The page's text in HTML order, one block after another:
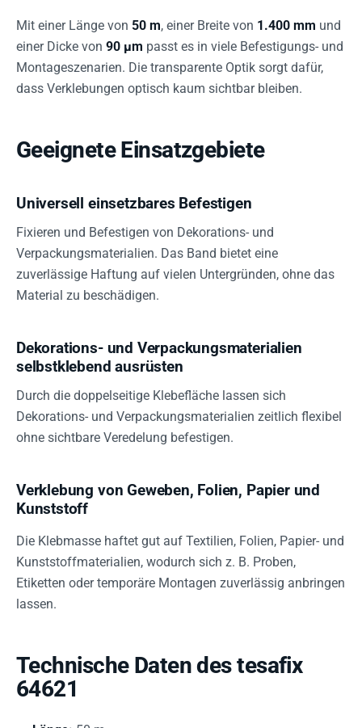
Mit einer Länge von 50 m, einer Breite von 1.400 mm und
einer Dicke von 90 µm passt es in viele Befestigungs- und
Montageszenarien. Die transparente Optik sorgt dafür,
dass Verklebungen optisch kaum sichtbar bleiben.
Geeignete Einsatzgebiete
Universell einsetzbares Befestigen
Fixieren und Befestigen von Dekorations- und
Verpackungsmaterialien. Das Band bietet eine
zuverlässige Haftung auf vielen Untergründen, ohne das
Material zu beschädigen.
Dekorations- und Verpackungsmaterialien
selbstklebend ausrüsten
Durch die doppelseitige Klebefläche lassen sich
Dekorations- und Verpackungsmaterialien zeitlich flexibel
ohne sichtbare Veredelung befestigen.
Verklebung von Geweben, Folien, Papier und
Kunststoff
Die Klebmasse haftet gut auf Textilien, Folien, Papier- und
Kunststoffmaterialien, wodurch sich z. B. Proben,
Etiketten oder temporäre Montagen zuverlässig anbringen
lassen.
Technische Daten des tesafix
64621